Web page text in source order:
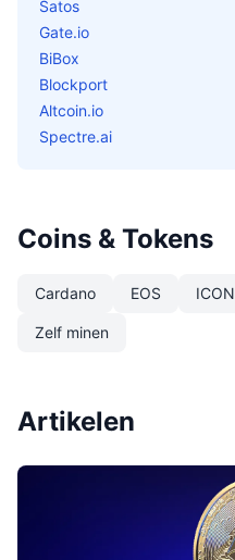
Satos
Gate.io
BiBox
Blockport
Altcoin.io
Spectre.ai
Coins & Tokens
Cardano EOS ICON
Zelf minen
Artikelen